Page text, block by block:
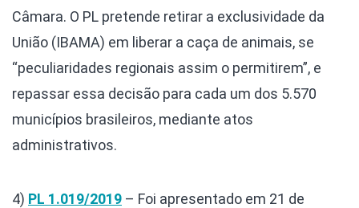
Câmara. O PL pretende retirar a exclusividade da
União (IBAMA) em liberar a caça de animais, se
“peculiaridades regionais assim o permitirem”, e
repassar essa decisão para cada um dos 5.570
municípios brasileiros, mediante atos
administrativos.
4) PL 1.019/2019 – Foi apresentado em 21 de